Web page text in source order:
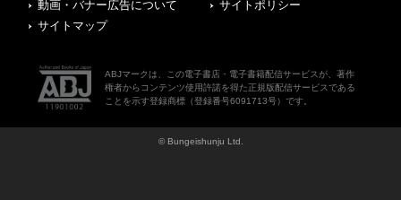
動画・バナー広告について
サイトポリシー
サイトマップ
ABJマークは、この電子書店・電子書籍配信サービスが、著作
権者からコンテンツ使用許諾を得た正規版配信サービスである
ことを示す登録商標（登録番号6091713号）です。
© Bungeishunju Ltd.